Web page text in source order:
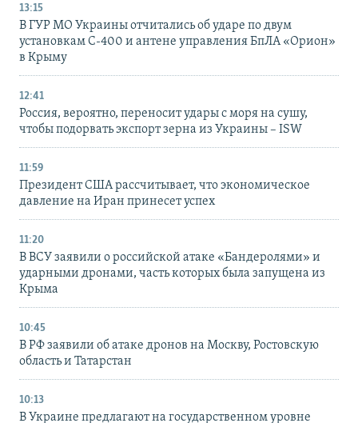
13:15
В ГУР МО Украины отчитались об ударе по двум
установкам С-400 и антене управления БпЛА «Орион»
в Крыму
12:41
Россия, вероятно, переносит удары с моря на сушу,
чтобы подорвать экспорт зерна из Украины – ISW
11:59
Президент США рассчитывает, что экономическое
давление на Иран принесет успех
11:20
В ВСУ заявили о российской атаке «Бандеролями» и
ударными дронами, часть которых была запущена из
Крыма
10:45
В РФ заявили об атаке дронов на Москву, Ростовскую
область и Татарстан
10:13
В Украине предлагают на государственном уровне